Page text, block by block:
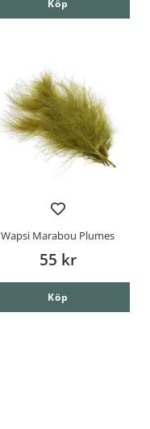
Köp
Wapsi Marabou Plumes
55 kr
Köp